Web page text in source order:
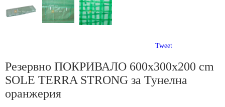
Tweet
Резервно ПОКРИВАЛО 600x300x200 cm
SOLE TERRA STRONG за Тунелна
оранжерия